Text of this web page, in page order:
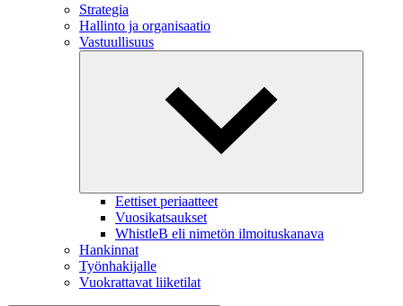
Strategia
Hallinto ja organisaatio
Vastuullisuus
Eettiset periaatteet
Vuosikatsaukset
WhistleB eli nimetön ilmoituskanava
Hankinnat
Työnhakijalle
Vuokrattavat liiketilat